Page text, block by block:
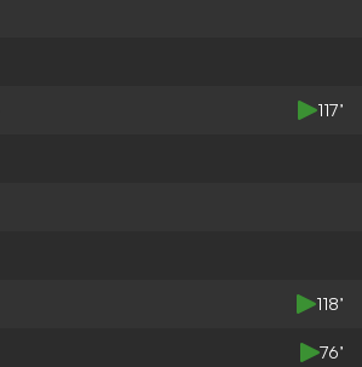
117’
118’
76’